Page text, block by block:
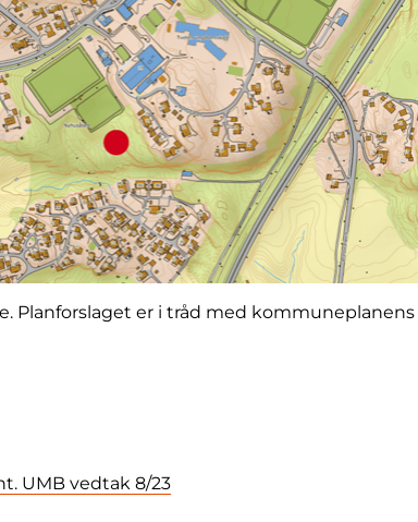
Planforslaget er i tråd med kommuneplanens
UMB vedtak 8/23